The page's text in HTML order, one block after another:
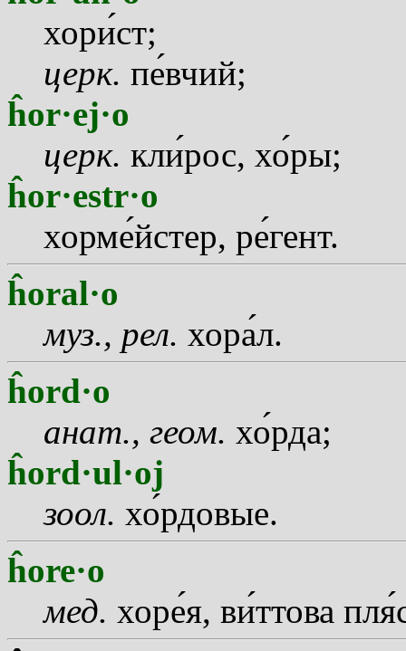
хорист;
церк. певчий;
ĥor·ej·o
церк. клирос, хоры;
ĥor·estr·o
хормейстер, регент.
ĥoral·o
муз., рел. хорал.
ĥord·o
анат., геом. хорда;
ĥord·ul·oj
зоол. хордовые.
ĥore·o
мед. хорея, виттова пля